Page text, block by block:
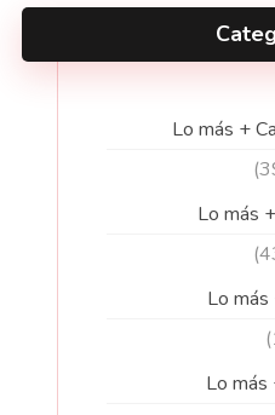
Lo más +
Lo más
Lo
Lo más